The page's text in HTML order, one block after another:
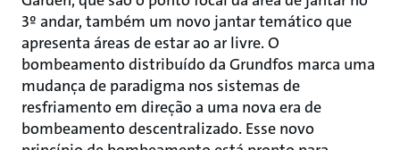
3º andar, também um novo jantar temático que
apresenta áreas de estar ao ar livre. O
bombeamento distribuído da Grundfos marca uma
mudança de paradigma nos sistemas de
resfriamento em direção a uma nova era de
bombeamento descentralizado. Esse novo